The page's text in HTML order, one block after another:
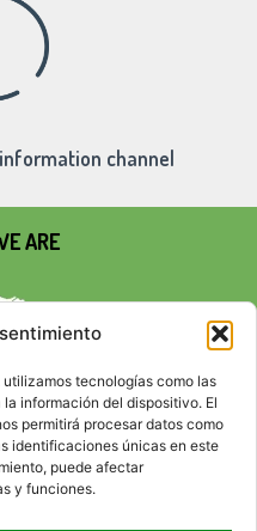
tecnologías como las
información del dispositivo. El
permitirá procesar datos como
identificaciones únicas en este
puede afectar
y funciones.
channel
ARE